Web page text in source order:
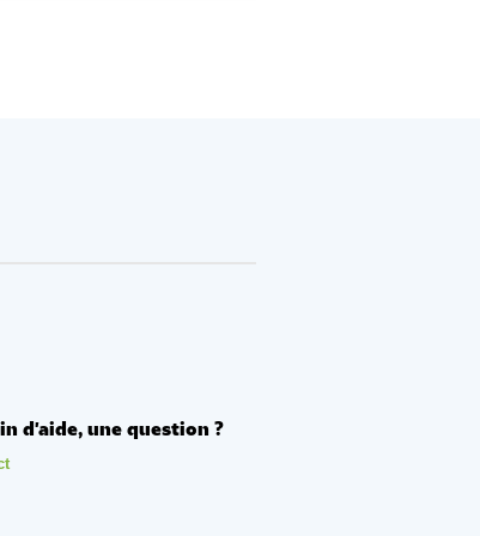
d'aide, une question ?